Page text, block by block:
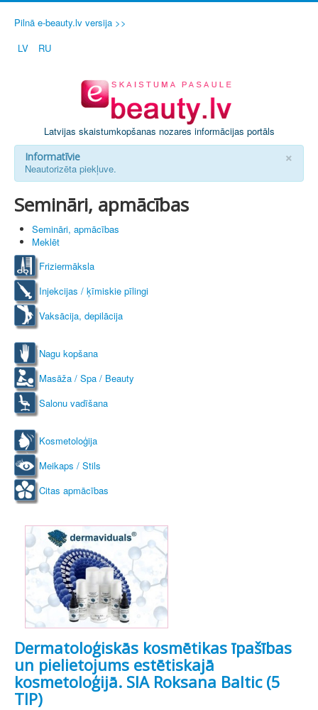
Pilnā e-beauty.lv versija >>
LV
RU
Latvijas skaistumkopšanas nozares informācijas portāls
×
Informatīvie
Neautorizēta piekļuve.
Semināri, apmācības
Semināri, apmācības
Meklēt
Friziermāksla
Injekcijas / ķīmiskie pīlingi
Vaksācija, depilācija
Nagu kopšana
Masāža / Spa / Beauty
Salonu vadīšana
Kosmetoloģija
Meikaps / Stils
Citas apmācības
Dermatoloģiskās kosmētikas īpašības
un pielietojums estētiskajā
kosmetoloģijā. SIA Roksana Baltic (5
TIP)